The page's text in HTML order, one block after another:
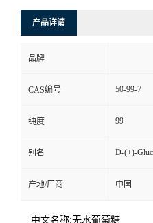
产品详请
品牌
CAS编号 50-99-7
纯度 99
别名 D-(+)-
产地/厂商 中国
中文名称:无水葡萄糖